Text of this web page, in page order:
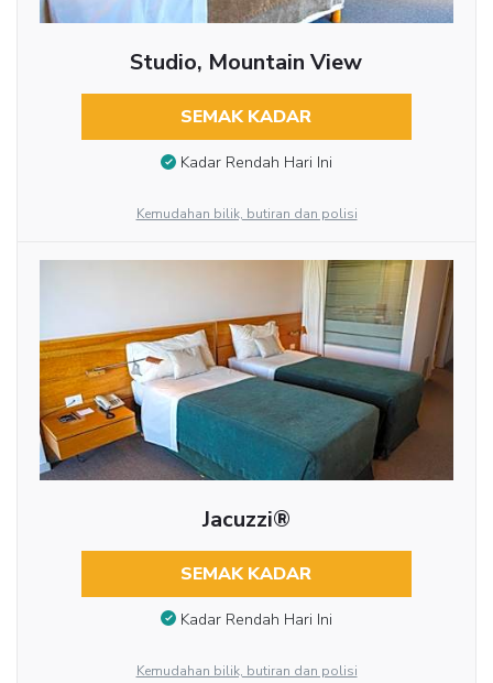
Studio, Mountain View
SEMAK KADAR
Kadar Rendah Hari Ini
Kemudahan bilik, butiran dan polisi
Jacuzzi®
SEMAK KADAR
Kadar Rendah Hari Ini
Kemudahan bilik, butiran dan polisi